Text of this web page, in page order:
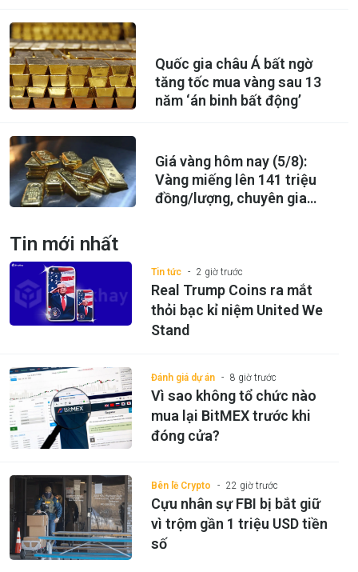
lừa đảo xuyên quốc gia
Quốc gia châu Á bất ngờ
tăng tốc mua vàng sau 13
năm ‘án binh bất động’
Giá vàng hôm nay (5/8):
Vàng miếng lên 141 triệu
đồng/lượng, chuyên gia
Tin mới nhất
Tin tức 2 giờ trước
Real Trump Coins ra mắt
thỏi bạc kỉ niệm United We
Stand
Đánh giá dự án 8 giờ trước
Vì sao không tổ chức nào
mua lại BitMEX trước khi
đóng cửa?
Bên lề Crypto 22 giờ trước
Cựu nhân sự FBI bị bắt giữ
vì trộm gần 1 triệu USD tiền
số